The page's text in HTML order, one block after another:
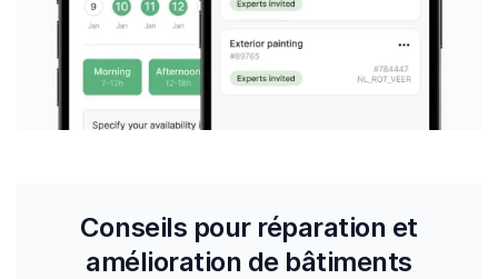
Conseils pour réparation et
amélioration de bâtiments